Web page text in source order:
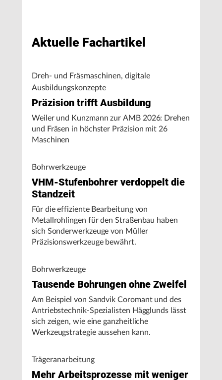
Aktuelle Fachartikel
Dreh- und Fräsmaschinen, digitale
Ausbildungskonzepte
Präzision trifft Ausbildung
Weiler und Kunzmann zur AMB 2026: Drehen
und Fräsen in höchster Präzision mit 26
Maschinen
Bohrwerkzeuge
VHM-Stufenbohrer verdoppelt die
Standzeit
Für die effiziente Bearbeitung von
Metallrohlingen für den Straßenbau haben
sich Sonderwerkzeuge von Müller
Präzisionswerkzeuge bewährt.
Bohrwerkzeuge
Tausende Bohrungen ohne Zweifel
Am Beispiel von Sandvik Coromant und des
Antriebstechnik-Spezialisten Hägglunds lässt
sich zeigen, wie eine ganzheitliche
Werkzeugstrategie aussehen kann.
Trägeranarbeitung
Mehr Arbeitsprozesse mit weniger